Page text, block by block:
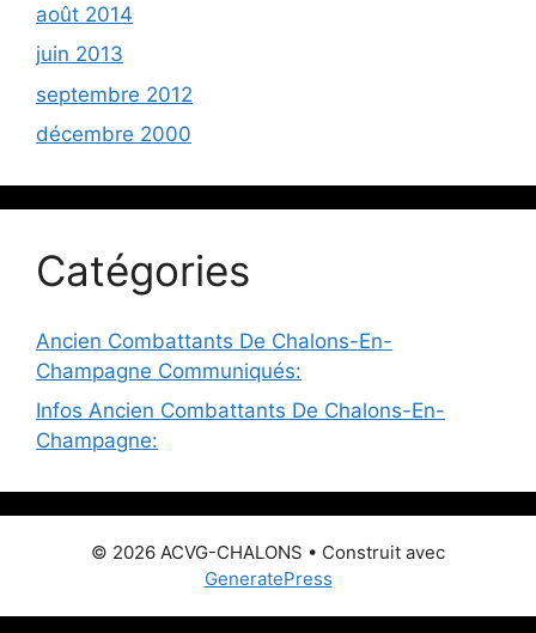
août 2014
juin 2013
septembre 2012
décembre 2000
Catégories
Ancien Combattants De Chalons-En-
Champagne Communiqués:
Infos Ancien Combattants De Chalons-En-
Champagne:
© 2026 ACVG-CHALONS • Construit avec
GeneratePress